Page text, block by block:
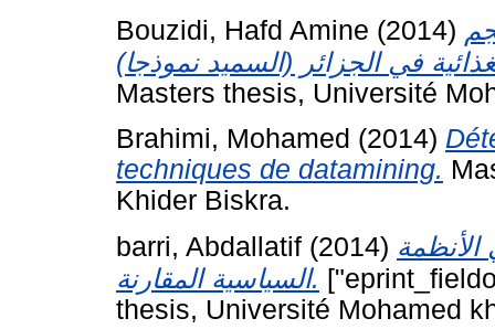
Bouzidi, Hafd Amine (2014)
Masters thesis, Université
Brahimi, Mohamed (2014)
techniques de datamining.
Khider Biskra.
barri, Abdallatif (2014) الأنظمة
السياسية المقارنة.
thesis, Université Mohamed